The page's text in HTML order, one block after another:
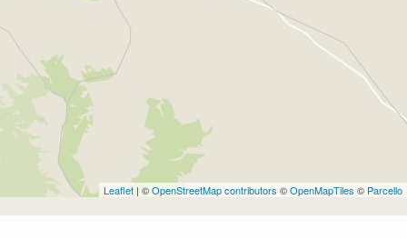
Leaflet | ©OpenStreetMap contributors ©OpenMapTiles © Parcello